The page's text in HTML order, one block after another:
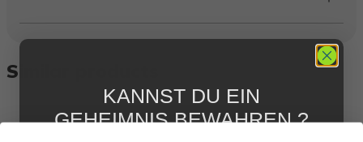
Similar products
KANNST DU EIN
GEHEIMNIS BEWAHREN ?